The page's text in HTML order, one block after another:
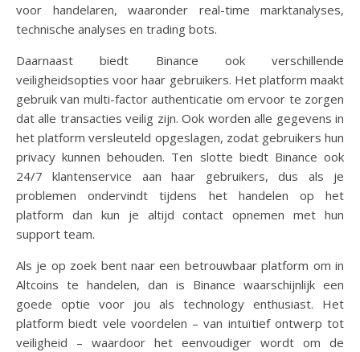
voor handelaren, waaronder real-time marktanalyses,
technische analyses en trading bots.
Daarnaast biedt Binance ook verschillende
veiligheidsopties voor haar gebruikers. Het platform maakt
gebruik van multi-factor authenticatie om ervoor te zorgen
dat alle transacties veilig zijn. Ook worden alle gegevens in
het platform versleuteld opgeslagen, zodat gebruikers hun
privacy kunnen behouden. Ten slotte biedt Binance ook
24/7 klantenservice aan haar gebruikers, dus als je
problemen ondervindt tijdens het handelen op het
platform dan kun je altijd contact opnemen met hun
support team.
Als je op zoek bent naar een betrouwbaar platform om in
Altcoins te handelen, dan is Binance waarschijnlijk een
goede optie voor jou als technology enthusiast. Het
platform biedt vele voordelen – van intuïtief ontwerp tot
veiligheid – waardoor het eenvoudiger wordt om de